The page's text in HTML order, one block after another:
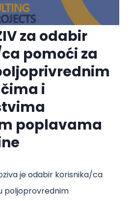
za odabir
pomoći za
i
poplavama
je odabir korisnika/ca
poljoprovrednim